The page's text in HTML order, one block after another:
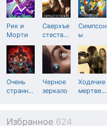
Рик и
Морти
Сверхъе
стеств…
Симпсон
ы
Очень
странн…
Черное
зеркало
Ходячие
мертве…
Избранное 624